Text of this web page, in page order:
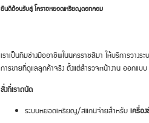
ยินดีต้อนรับสู่ โคราชหยอดเหรียญดอทคอม
เราเป็นทีมช่างมืออาชีพในนครราชสีมา ให้บริการวาง
การขายที่ดูแลลูกค้าจริง ตั้งแต่สำรวจหน้างาน ออกแบบ
สิ่งที่เราถนัด
ระบบหยอดเหรียญ/สแกนจ่ายสำหรับเครื่อ